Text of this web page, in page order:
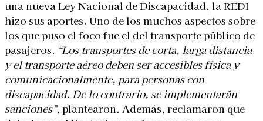
una nueva Ley Nacional de Discapacidad, la REDI
hizo sus aportes. Uno de los muchos aspectos sobre
los que puso el foco fue el del transporte público de
pasajeros. “Los transportes de corta, larga distancia
y el transporte aéreo deben ser accesibles física y
comunicacionalmente, para personas con
discapacidad. De lo contrario, se implementarán
sanciones”, plantearon. Además, reclamaron que